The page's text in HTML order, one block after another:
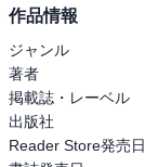
作品情報
ジャンル
著者
掲載誌・レーベル
出版社
Reader Store発売日